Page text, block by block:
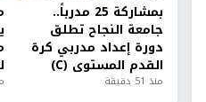
بمشاركة 25 مدرباً..
جامعة النجاح تطلق
دورة إعداد مدربي كرة
القدم المستوى (C)
منذ 51 دقيقة